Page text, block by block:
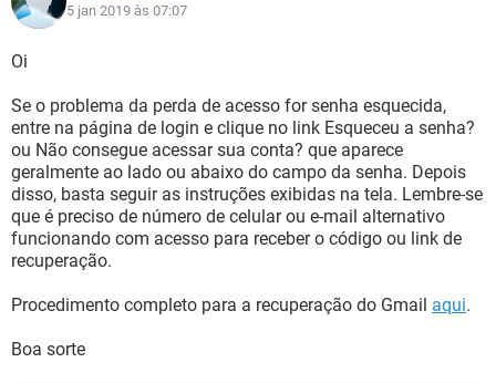
5 jan 2019 às 07:07
Oi
Se o problema da perda de acesso for senha esquecida,
entre na página de login e clique no link Esqueceu a senha?
ou Não consegue acessar sua conta? que aparece
geralmente ao lado ou abaixo do campo da senha. Depois
disso, basta seguir as instruções exibidas na tela. Lembre-se
que é preciso de número de celular ou e-mail alternativo
funcionando com acesso para receber o código ou link de
recuperação.
Procedimento completo para a recuperação do Gmail aqui.
Boa sorte